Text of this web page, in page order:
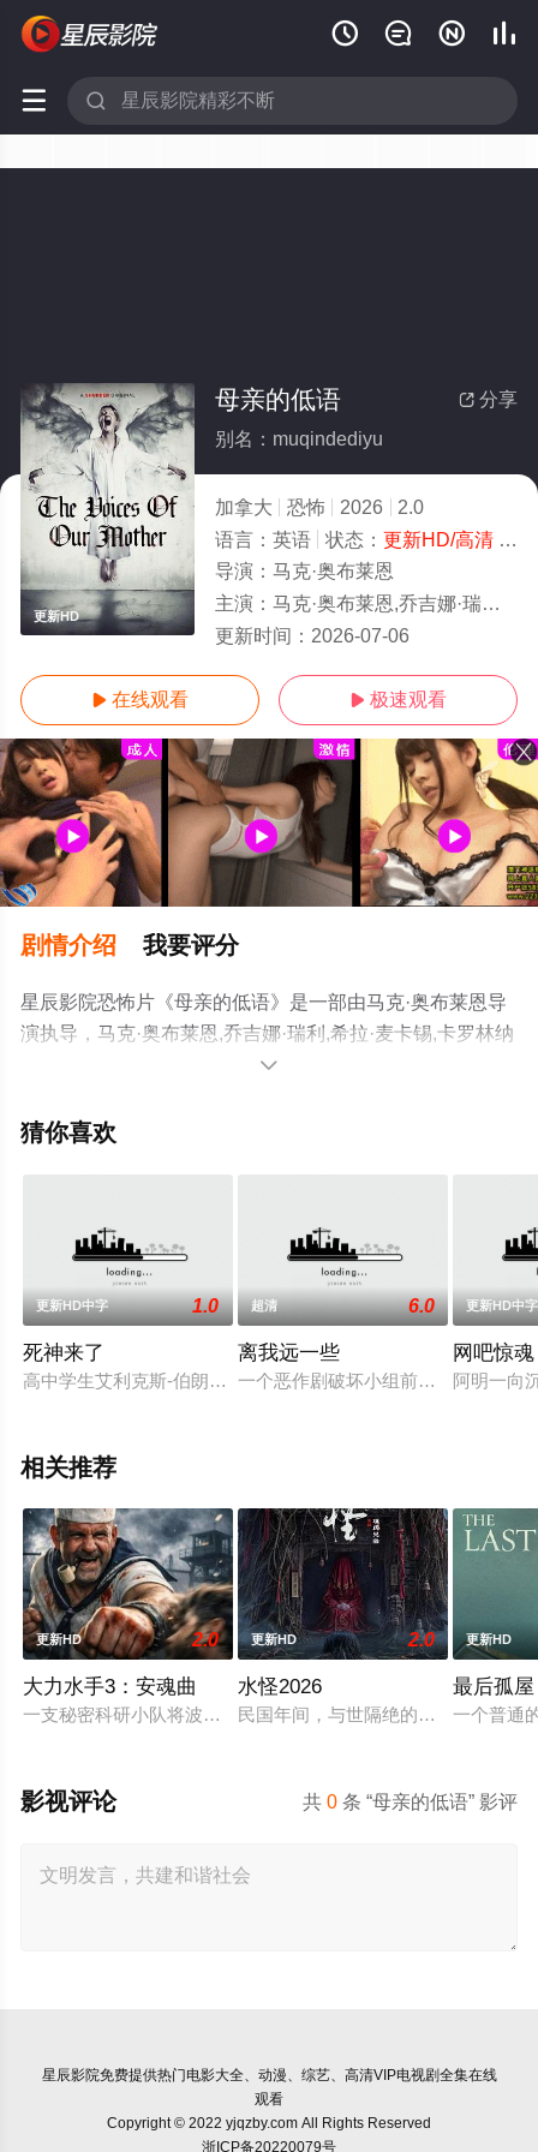
   
 
更新HD
 分享
母亲的低语
别名：muqindediyu
加拿大 恐怖 2026
2.0
语言： 英语 状态： 更新HD/高清- 免费在线观看
导演： 马克·奥布莱恩
主演： 马克·奥布莱恩,乔吉娜·瑞利,希拉·麦卡锡,卡罗林纳·巴特察克,亚历克斯·奥泽罗夫,肖恩·多伊尔,Anna·Ferg
更新时间： 2026-07-06
 在线观看  极速观看
剧情介绍 我要评分
星辰影院恐怖片《母亲的低语》是一部由马克·奥布莱恩导
演执导，马克·奥布莱恩,乔吉娜·瑞利,希拉·麦卡锡,卡罗林纳
·巴特察克,亚历克斯·奥泽罗夫,肖恩·多伊尔,Anna·Ferguson
完整版电影大全就上星辰影视，更多相关信息可移步至豆

猜你喜欢
更新HD中字 1.0
死神来了
高中学生艾利克斯-伯朗宁正与法语课的同学们登上一架飞往巴
超清 6.0
离我远一些
一个恶作剧破坏小组前往俄勒冈州的
更新HD中字
网吧惊魂
阿明一向
相关推荐
更新HD 2.0
大力水手3：安魂曲
一支秘密科研小队将波派囚禁在地下军事基地，试图驯化并利
更新HD 2.0
水怪2026
民国年间，与世隔绝的怪水村被湖中
更新HD
最后孤屋
一个普通
共0 条 “母亲的低语” 影评
影视评论
星辰影院免费提供热门电影大全、动漫、综艺、高清VIP电视剧全集在线
观看
Copyright © 2022 yjqzby.com All Rights Reserved
浙ICP备20220079号